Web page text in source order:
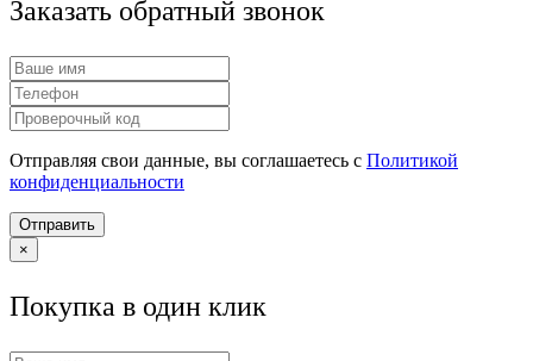
Заказать обратный звонок
Отправляя свои данные, вы соглашаетесь с Политикой
конфиденциальности
Отправить
×
Покупка в один клик